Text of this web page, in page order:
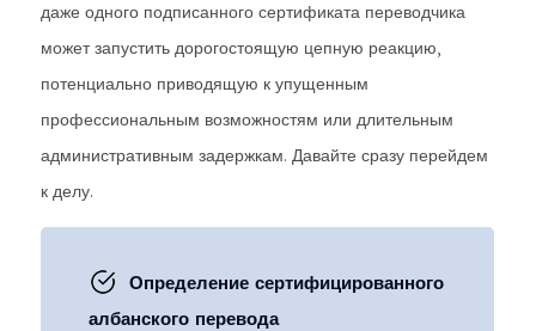
даже одного подписанного сертификата переводчика
может запустить дорогостоящую цепную реакцию,
потенциально приводящую к упущенным
профессиональным возможностям или длительным
административным задержкам. Давайте сразу перейдем
к делу.
Определение сертифицированного
албанского перевода